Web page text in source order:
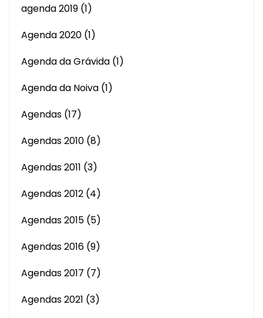
agenda 2019 (1)
Agenda 2020 (1)
Agenda da Grávida (1)
Agenda da Noiva (1)
Agendas (17)
Agendas 2010 (8)
Agendas 2011 (3)
Agendas 2012 (4)
Agendas 2015 (5)
Agendas 2016 (9)
Agendas 2017 (7)
Agendas 2021 (3)